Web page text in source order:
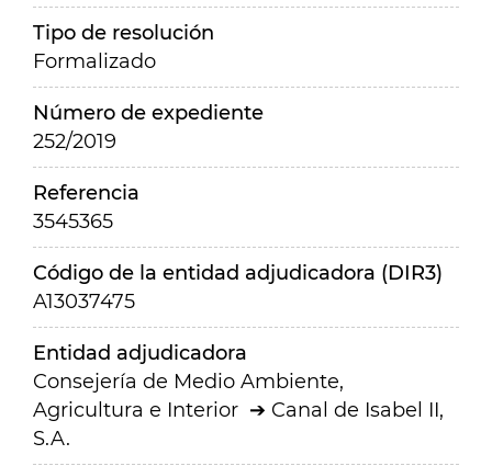
Tipo de resolución
Formalizado
Número de expediente
252/2019
Referencia
3545365
Código de la entidad adjudicadora (DIR3)
A13037475
Entidad adjudicadora
Consejería de Medio Ambiente,
Agricultura e Interior
Canal de Isabel II,
S.A.